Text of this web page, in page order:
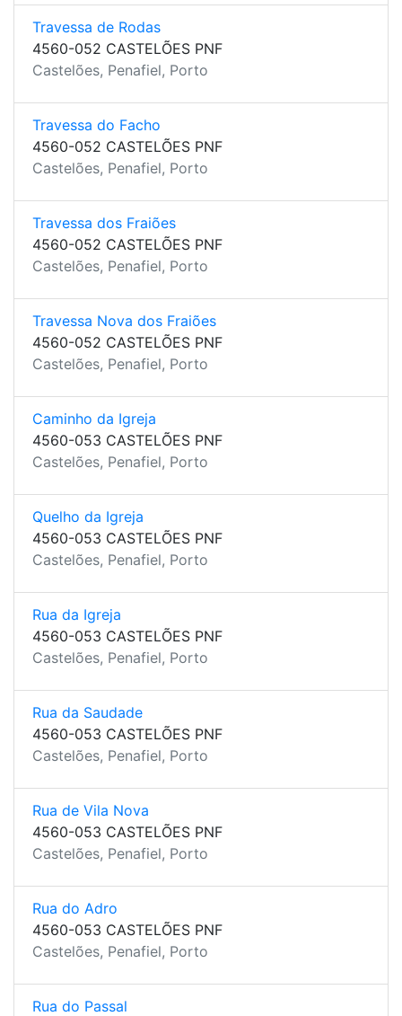
Travessa de Rodas
4560-052 CASTELÕES PNF
Castelões, Penafiel, Porto
Travessa do Facho
4560-052 CASTELÕES PNF
Castelões, Penafiel, Porto
Travessa dos Fraiões
4560-052 CASTELÕES PNF
Castelões, Penafiel, Porto
Travessa Nova dos Fraiões
4560-052 CASTELÕES PNF
Castelões, Penafiel, Porto
Caminho da Igreja
4560-053 CASTELÕES PNF
Castelões, Penafiel, Porto
Quelho da Igreja
4560-053 CASTELÕES PNF
Castelões, Penafiel, Porto
Rua da Igreja
4560-053 CASTELÕES PNF
Castelões, Penafiel, Porto
Rua da Saudade
4560-053 CASTELÕES PNF
Castelões, Penafiel, Porto
Rua de Vila Nova
4560-053 CASTELÕES PNF
Castelões, Penafiel, Porto
Rua do Adro
4560-053 CASTELÕES PNF
Castelões, Penafiel, Porto
Rua do Passal